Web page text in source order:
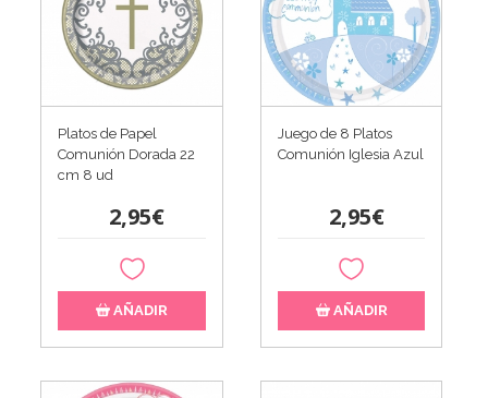
Platos de Papel
Comunión Dorada 22
cm 8 ud
2,95€
AÑADIR
Juego de 8 Platos
Comunión Iglesia Azul
2,95€
AÑADIR